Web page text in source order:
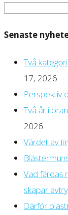
Senaste
Två
17, 2026
Perspektiv
Två år i
2026
Värdet av
Vad färdas
skapar
Därför